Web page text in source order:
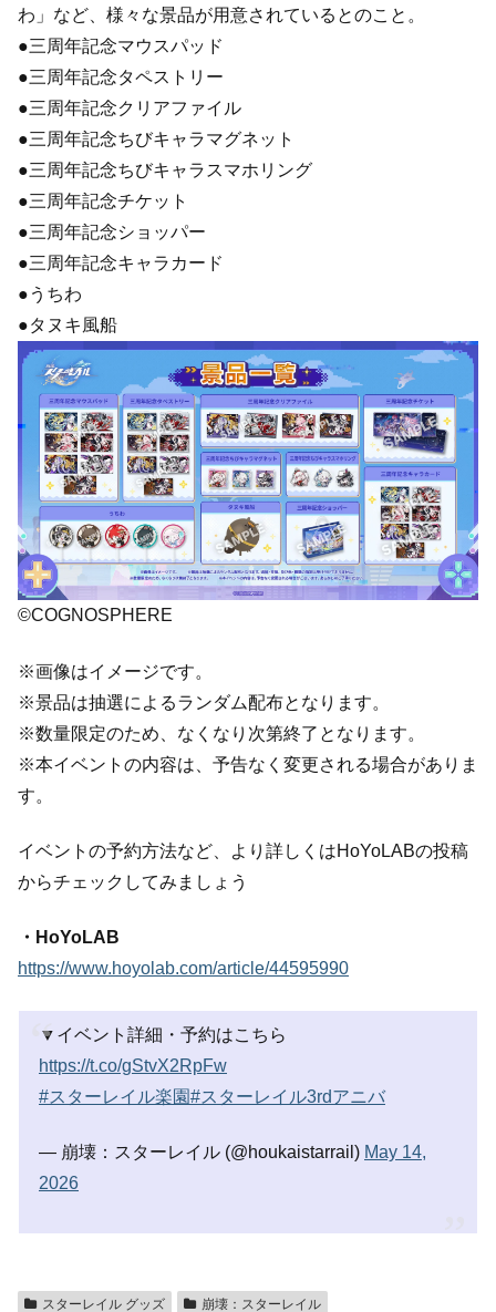
わ」など、様々な景品が用意されているとのこと。
●三周年記念マウスパッド
●三周年記念タペストリー
●三周年記念クリアファイル
●三周年記念ちびキャラマグネット
●三周年記念ちびキャラスマホリング
●三周年記念チケット
●三周年記念ショッパー
●三周年記念キャラカード
●うちわ
●タヌキ風船
©COGNOSPHERE
※画像はイメージです。
※景品は抽選によるランダム配布となります。
※数量限定のため、なくなり次第終了となります。
※本イベントの内容は、予告なく変更される場合がありま
す。
イベントの予約方法など、より詳しくはHoYoLABの投稿
からチェックしてみましょう
・HoYoLAB
https://www.hoyolab.com/article/44595990
▼イベント詳細・予約はこちら
https://t.co/gStvX2RpFw
#スターレイル楽園#スターレイル3rdアニバ
— 崩壊：スターレイル (@houkaistarrail) May 14,
2026
スターレイル グッズ 崩壊：スターレイル